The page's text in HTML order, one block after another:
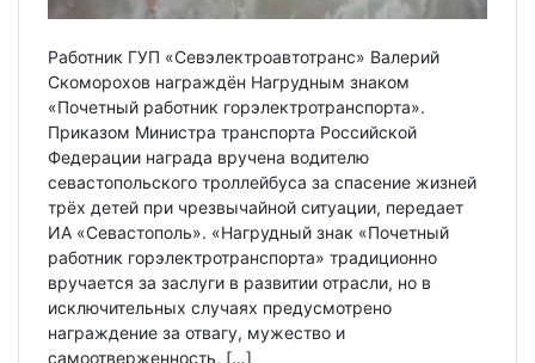
Работник ГУП «Севэлектроавтотранс» Валерий
Скоморохов награждён Нагрудным знаком
«Почетный работник горэлектротранспорта».
Приказом Министра транспорта Российской
Федерации награда вручена водителю
севастопольского троллейбуса за спасение жизней
трёх детей при чрезвычайной ситуации, передает
ИА «Севастополь». «Нагрудный знак «Почетный
работник горэлектротранспорта» традиционно
вручается за заслуги в развитии отрасли, но в
исключительных случаях предусмотрено
награждение за отвагу, мужество и
самоотверженность, […]